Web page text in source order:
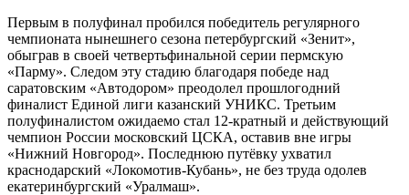
Первым в полуфинал пробился победитель регулярного
чемпионата нынешнего сезона петербургский «Зенит»,
обыграв в своей четвертьфинальной серии пермскую
«Парму». Следом эту стадию благодаря победе над
саратовским «Автодором» преодолел прошлогодний
финалист Единой лиги казанский УНИКС. Третьим
полуфиналистом ожидаемо стал 12-кратный и действующий
чемпион России московский ЦСКА, оставив вне игры
«Нижний Новгород». Последнюю путёвку ухватил
краснодарский «Локомотив-Кубань», не без труда одолев
екатеринбургский «Уралмаш».